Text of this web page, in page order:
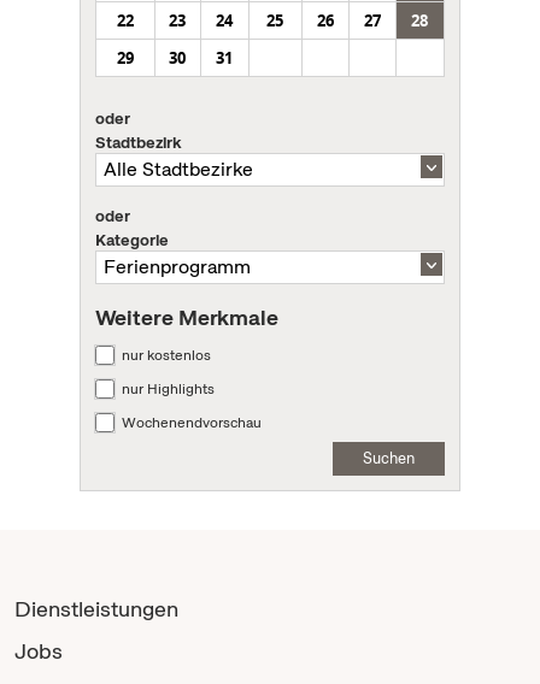
22
23 24 25 26 27
28
29
30 31
oder
Stadtbezirk
oder
Kategorie
Weitere Merkmale
nur kostenlos
nur Highlights
Wochenendvorschau
Suchen
Dienstleistungen
Jobs